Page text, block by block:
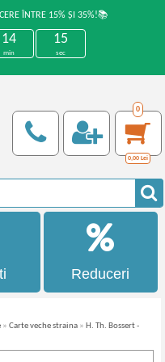
ÎNTRE 15% ȘI 35%!📚
14
min
15
sec
0
0,00 Lei
Reduceri
»Carte veche straina » H. Th. Bossert -